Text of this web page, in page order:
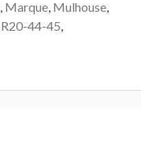
, Marque, Mulhouse,
R20-44-45,